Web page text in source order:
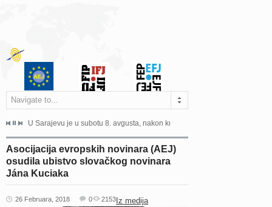
Navigate to...
na zahtjeve za pristup informacijama u zakonskom...
U Sarajevu je u subotu 8. avgusta, nakon kraće bolesti, preminuo
Asocijacija evropskih novinara (AEJ)
osudila ubistvo slovačkog novinara
Jána Kuciaka
26 Februara, 2018 Iz medija
0 2153